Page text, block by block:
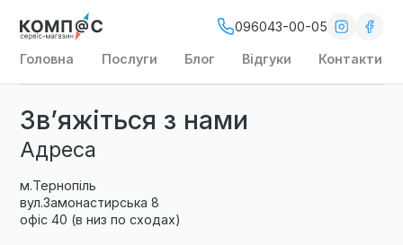
Головна Послуги Блог Відгуки Контакти
096043-00-05
Зв’яжіться з нами
Адреса
м.Тернопіль
вул.Замонастирська 8
офіс 40 (в низ по сходах)